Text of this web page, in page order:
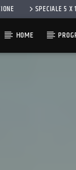
SPECIALE 5 X
HOME